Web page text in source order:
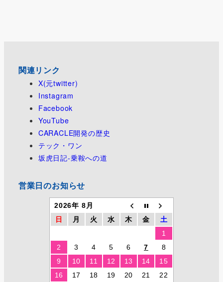
関連リンク
X(元twitter)
Instagram
Facebook
YouTube
CARACLE開発の歴史
テック・ワン
坂虎日記-乗鞍への道
営業日のお知らせ
2026年 8月
日
月 火 水 木 金
土
1
2
3 4 5 6 7
8
9
10 11 12 13 14
15
16
17 18 19 20 21
22